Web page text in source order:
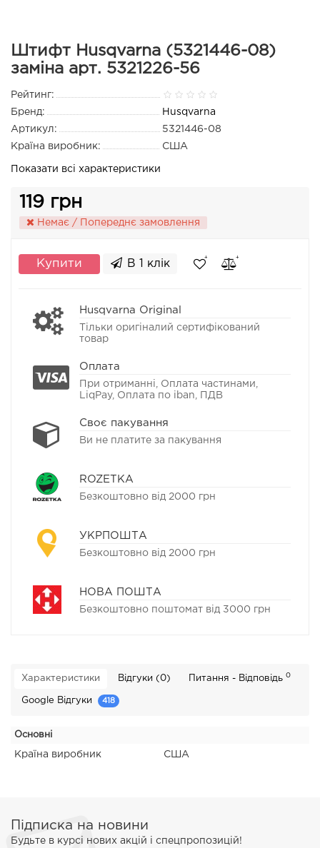
Штифт Husqvarna (5321446-08)
заміна арт. 5321226-56
Рейтинг:
Бренд:
Husqvarna
Артикул:
5321446-08
Країна виробник:
США
Показати всі характеристики
119 грн
Немає / Попереднє замовлення
Купити В 1 клік
Husqvarna Original
Тільки оригіналий сертифікований
товар
Оплата
При отриманні, Оплата частинами,
LiqPay, Оплата по iban, ПДВ
Своє пакування
Ви не платите за пакування
ROZETKA
Безкоштовно від 2000 грн
УКРПОШТА
Безкоштовно від 2000 грн
НОВА ПОШТА
Безкоштовно поштомат від 3000 грн
Характеристики Відгуки (0) Питання - Відповідь 0
Google Відгуки 418
Основні
Країна виробник США
Підписка на новини
Будьте в курсі нових акцій і спецпропозицій!